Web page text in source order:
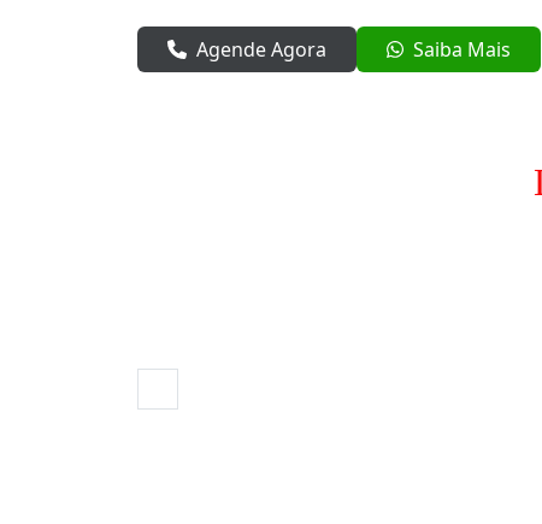
Agende Agora Saiba Mais